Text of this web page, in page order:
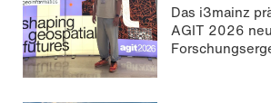
Das i3mainz
AGIT 2026